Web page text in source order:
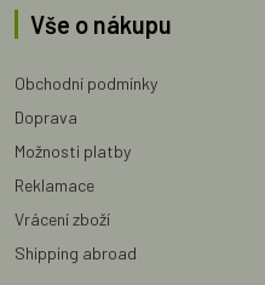
Vše o nákupu
Obchodní podmínky
Doprava
Možnosti platby
Reklamace
Vrácení zboží
Shipping abroad